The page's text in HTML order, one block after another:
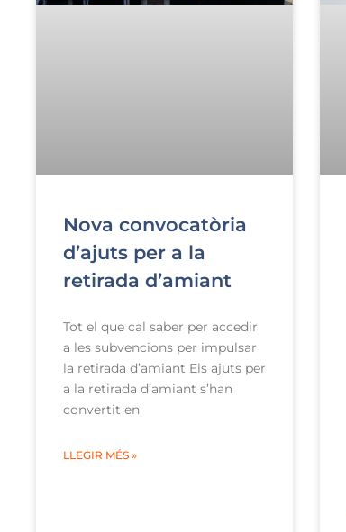
Nova convocatòria
d’ajuts per a la
retirada d’amiant
Tot el que cal saber per accedir
a les subvencions per impulsar
la retirada d’amiant Els ajuts per
a la retirada d’amiant s’han
convertit en
LLEGIR MÉS »